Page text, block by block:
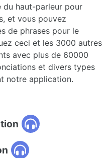
du haut-parleur pour
et vous pouvez
de phrases pour le
ceci et les 3000 autres
avec plus de 60000
et divers types
notre application.